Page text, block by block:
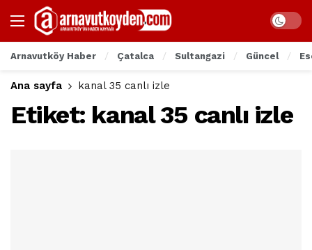
Arnavutköy Haber Çatalca Sultangazi Güncel
Ana sayfa kanal 35 canlı izle
Etiket: kanal 35 canlı izle